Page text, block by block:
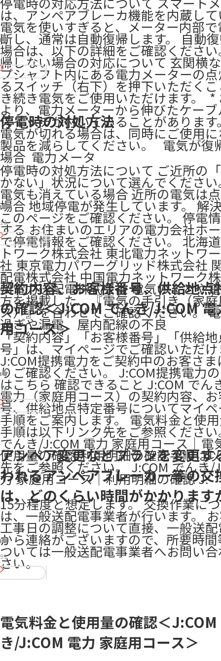
は、アンペアブレーカ機能を内蔵し
電気を使いすぎると、メーター内部
断し、通常は自動復帰します。 自動
場合は、以下の詳細をご確認くださ
帰しない場合の対応について 玄関横
プシャフト内にある電力メーターの
るスイッチ（右下）を押下いただく
き続き電気をご使用いただけます。 ​ *
より、電力メーターから伸びたケー
スイッチが付いていることがありま
電気が切れる場合は、同時にご使用
製品を減らしてください。 ​ ​​ 電気が復
場合 ​ 電力メータ
7
停電時の対処方法
停電時の対処方法について ご近所の
かない」状況について選んでくださ
電気も消えている場合 近所の電気は
場合 地域停電が発生しています。 解
このページをご確認ください。 停電
する お住まいのエリアの電力会社ホ
で停電情報をご確認ください。 北海
トワーク株式会社 東北電力ネットワ
社 東京電力パワーグリッド株式会社
配電株式会社 中国電力ネットワーク
州電力送配電株式会社 電気のことや
方を掲載した、『電気の手引き（家
ス）』を合わせてご確認ください。
過ぎや漏電、屋内配線の不良
13
契約内容、お客様番号、供給地点
の確認＜J:COM でんき/J:COM 電
用コース＞
「契約内容」「お客様番号」「供給
号」は、マイページでご確認いただけ
J:COM提携電力をご契約中のお客さ
りご確認ください。 J:COM提携電力
はこちら 確認できること J:COM でん
電力（家庭用コース）の契約内容、
号、供給地点特定番号についてマイ
手順をご案内します。 電気料金と使
手順は以下リンク先をご参照ください
でんき/J:COM 電力 家庭用コース｜電
使用量の確認 利用明細の確認手順は
先をご参照ください。 J:COM でんき/
力 家庭用コース｜利用明細の確認 J:
76
アンペア変更などプランを変更す
われるアンペアブレーカー等の交
は、どのくらい時間がかかります
15分程度と想定します。 交換作業に
は、一般送配電事業者が行います。
工事日の調整について直接、一般送
から連絡がございますので、所要時
ついては一般送配電事業者へお問い
さい。
99
電気料金と使用量の確認＜J:COM
き/J:COM 電力 家庭用コース＞